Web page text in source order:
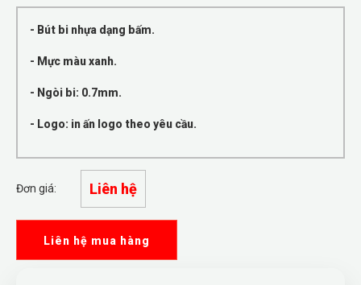
- Bút bi nhựa dạng bấm.
- Mực màu xanh.
- Ngòi bi: 0.7mm.
- Logo: in ấn logo theo yêu cầu.
Đơn giá: Liên hệ
Liên hệ mua hàng